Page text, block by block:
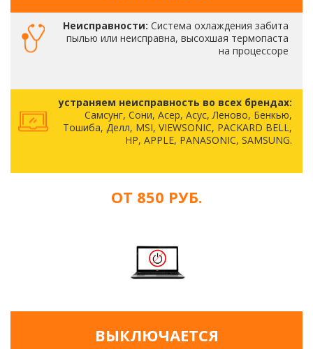
Неисправности: Система охлаждения забита
пылью или неисправна, высохшая термопаста
на процессоре
устраняем неисправность во всех брендах:
Самсунг, Сони, Асер, Асус, Леново, Бенкью,
Тошиба, Делл, MSI, VIEWSONIC, PACKARD BELL,
HP, APPLE, PANASONIC, SAMSUNG.
ОТ 850 РУБ.
ВЫКЛЮЧАЕТСЯ